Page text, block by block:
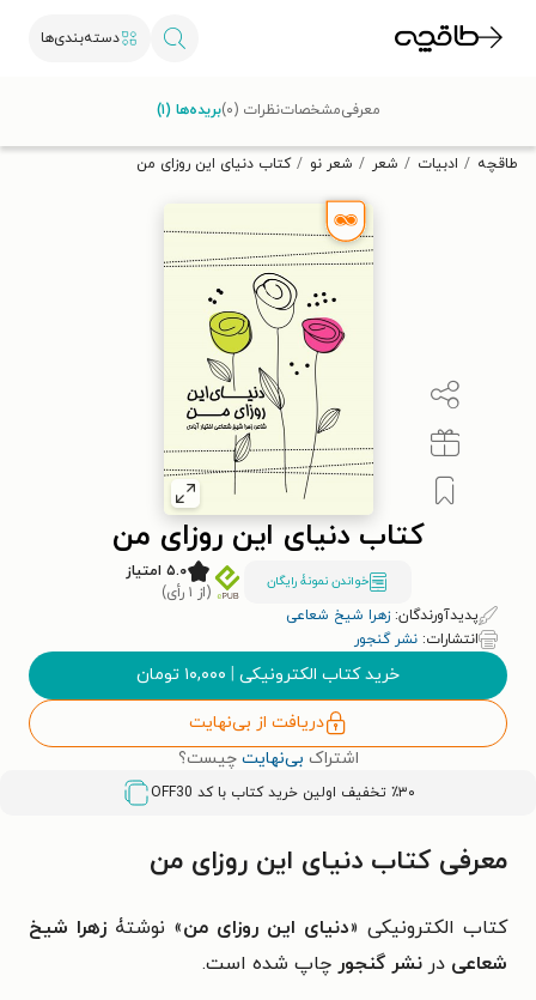
دسته‌بندی‌ها
تخفیف از طاقچه دریافت کن.
طاقچه ادبیات شعر شعر نو کتاب دنیای این روزای من
کتاب دنیای این روزای من
خواندن نمونۀ رایگان
۵.۰ امتیاز
(از ۱ رأی)
پدیدآورندگان: زهرا شیخ شعاعی
انتشارات: نشر گنجور
خرید کتاب الکترونیکی | ۱۰,۰۰۰ تومان
دریافت از بی‌نهایت
اشتراک بی‌نهایت چیست؟
٪۳۰ تخفیف اولین خرید کتاب با کد OFF30
معرفیمشخصاتنظرات (۰) بریده‌ها (۱)
معرفی کتاب دنیای این روزای من
کتاب الکترونیکی «دنیای این روزای من» نوشتۀ زهرا شیخ
شعاعی در نشر گنجور چاپ شده است.